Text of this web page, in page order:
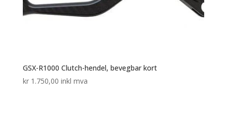
GSX-R1000 Clutch-hendel, bevegbar kort
kr1.750,00 inkl mva